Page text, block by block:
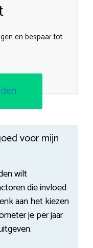
en bespaar tot
voor mijn
wilt
die invloed
aan het kiezen
je per jaar